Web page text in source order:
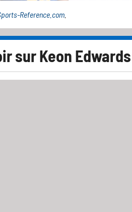
Reference.com
surKeon Edwards